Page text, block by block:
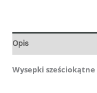
Opis
Wysepki sześciokątne